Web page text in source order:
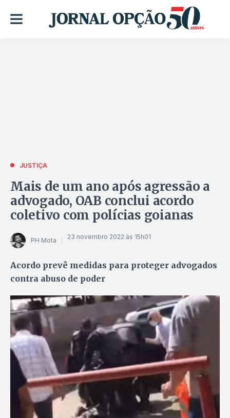
JUSTIÇA
Mais de um ano após agressão a
advogado, OAB conclui acordo
coletivo com polícias goianas
PH Mota 23 novembro 2022 às 15h01
Acordo prevê medidas para proteger advogados
contra abuso de poder